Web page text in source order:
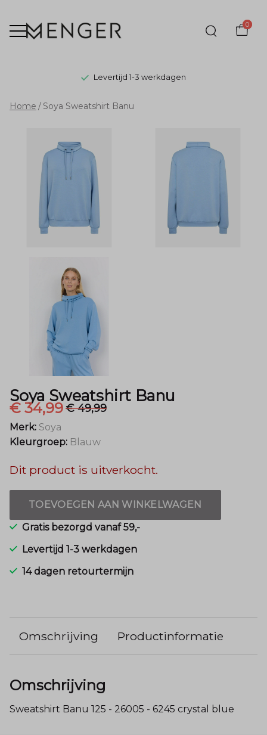
0
Levertijd 1-3 werkdagen
Soya
Sweatshirt
Banu
Menger
Home Soya Sweatshirt Banu
Soya Sweatshirt Banu
€ 34,99€ 49,99
Merk: Soya
Kleurgroep: Blauw
Dit product is uitverkocht.
TOEVOEGEN AAN WINKELWAGEN
Gratis bezorgd vanaf 59,-
Levertijd 1-3 werkdagen
14 dagen retourtermijn
Omschrijving Productinformatie
Omschrijving
Sweatshirt Banu 125 - 26005 - 6245 crystal blue